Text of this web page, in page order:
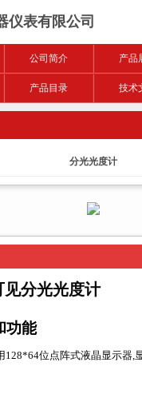
仪表有限公司
公司简介 产品
产品目录 技术
分光光度计
见分光光度计
功能
128*64位点阵式液晶显示器